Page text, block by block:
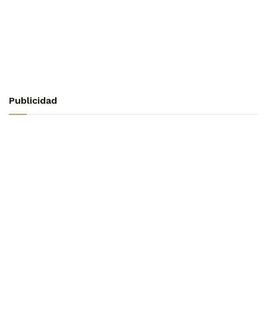
Publicidad